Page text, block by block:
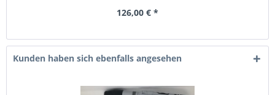
126,00 € *
Kunden haben sich ebenfalls angesehen